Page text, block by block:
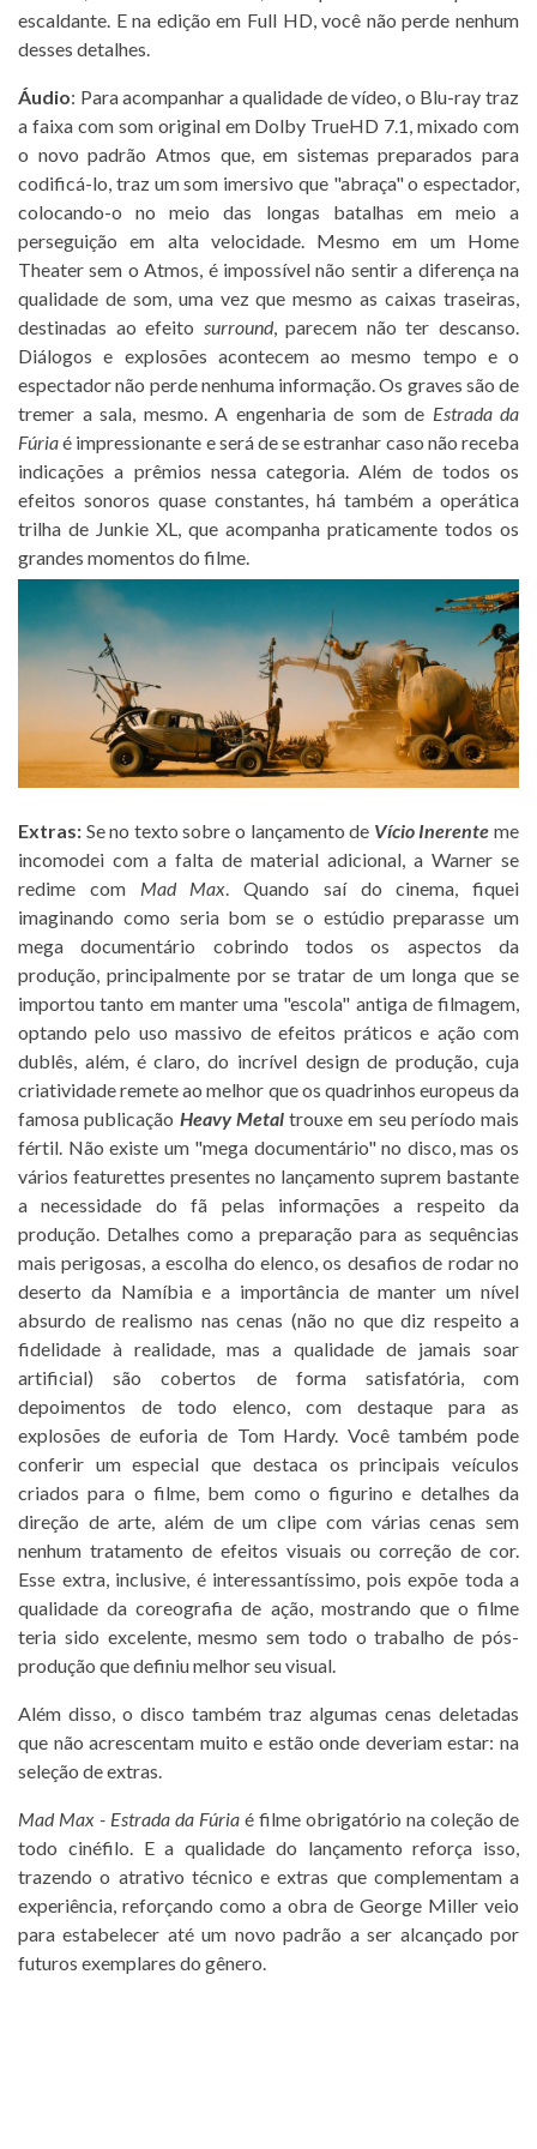
escaldante. E na edição em Full HD, você não perde nenhum
desses detalhes.
Áudio: Para acompanhar a qualidade de vídeo, o Blu-ray traz
a faixa com som original em Dolby TrueHD 7.1, mixado com
o novo padrão Atmos que, em sistemas preparados para
codificá-lo, traz um som imersivo que "abraça" o espectador,
colocando-o no meio das longas batalhas em meio a
perseguição em alta velocidade. Mesmo em um Home
Theater sem o Atmos, é impossível não sentir a diferença na
qualidade de som, uma vez que mesmo as caixas traseiras,
destinadas ao efeito surround, parecem não ter descanso.
Diálogos e explosões acontecem ao mesmo tempo e o
espectador não perde nenhuma informação. Os graves são de
tremer a sala, mesmo. A engenharia de som de Estrada da
Fúriaé impressionante e será de se estranhar caso não receba
indicações a prêmios nessa categoria. Além de todos os
efeitos sonoros quase constantes, há também a operática
trilha de Junkie XL, que acompanha praticamente todos os
grandes momentos do filme.
Extras: Se no texto sobre o lançamento de Vício Inerente me
incomodei com a falta de material adicional, a Warner se
redime com Mad Max. Quando saí do cinema, fiquei
imaginando como seria bom se o estúdio preparasse um
mega documentário cobrindo todos os aspectos da
produção, principalmente por se tratar de um longa que se
importou tanto em manter uma "escola" antiga de filmagem,
optando pelo uso massivo de efeitos práticos e ação com
dublês, além, é claro, do incrível design de produção, cuja
criatividade remete ao melhor que os quadrinhos europeus da
famosa publicação Heavy Metaltrouxe em seu período mais
fértil. Não existe um "mega documentário" no disco, mas os
vários featurettes presentes no lançamento suprem bastante
a necessidade do fã pelas informações a respeito da
produção. Detalhes como a preparação para as sequências
mais perigosas, a escolha do elenco, os desafios de rodar no
deserto da Namíbia e a importância de manter um nível
absurdo de realismo nas cenas (não no que diz respeito a
fidelidade à realidade, mas a qualidade de jamais soar
artificial) são cobertos de forma satisfatória, com
depoimentos de todo elenco, com destaque para as
explosões de euforia de Tom Hardy. Você também pode
conferir um especial que destaca os principais veículos
criados para o filme, bem como o figurino e detalhes da
direção de arte, além de um clipe com várias cenas sem
nenhum tratamento de efeitos visuais ou correção de cor.
Esse extra, inclusive, é interessantíssimo, pois expõe toda a
qualidade da coreografia de ação, mostrando que o filme
teria sido excelente, mesmo sem todo o trabalho de pós-
produção que definiu melhor seu visual.
Além disso, o disco também traz algumas cenas deletadas
que não acrescentam muito e estão onde deveriam estar: na
seleção de extras.
Mad Max - Estrada da Fúria é filme obrigatório na coleção de
todo cinéfilo. E a qualidade do lançamento reforça isso,
trazendo o atrativo técnico e extras que complementam a
experiência, reforçando como a obra de George Miller veio
para estabelecer até um novo padrão a ser alcançado por
futuros exemplares do gênero.